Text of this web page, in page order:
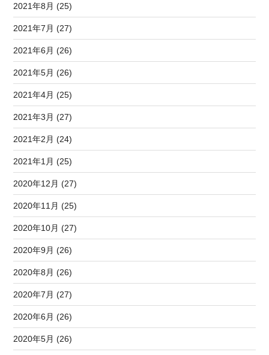
2021年8月 (25)
2021年7月 (27)
2021年6月 (26)
2021年5月 (26)
2021年4月 (25)
2021年3月 (27)
2021年2月 (24)
2021年1月 (25)
2020年12月 (27)
2020年11月 (25)
2020年10月 (27)
2020年9月 (26)
2020年8月 (26)
2020年7月 (27)
2020年6月 (26)
2020年5月 (26)